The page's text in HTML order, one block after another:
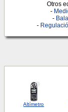
Otros
-
-
-
Altímetro